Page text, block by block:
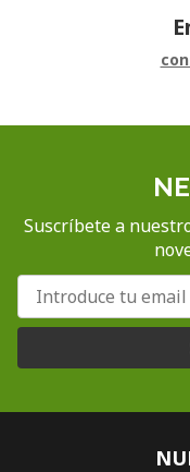
Suscríbete a